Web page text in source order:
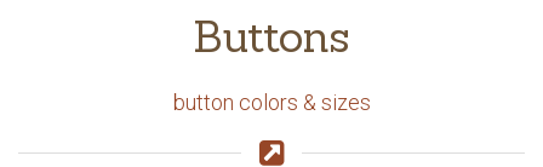
Buttons
button colors & sizes